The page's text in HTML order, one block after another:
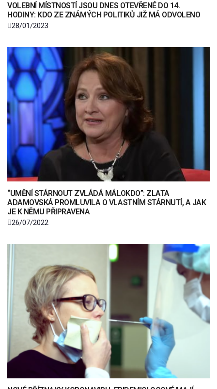
VOLEBNÍ MÍSTNOSTÍ JSOU DNES OTEVŘENÉ DO 14.
HODINY: KDO ZE ZNÁMÝCH POLITIKŮ JIŽ MÁ ODVOLENO
28/01/2023
“UMĚNÍ STÁRNOUT ZVLÁDÁ MÁLOKDO”: ZLATA
ADAMOVSKÁ PROMLUVILA O VLASTNÍM STÁRNUTÍ, A JAK
JE K NĚMU PŘIPRAVENA
26/07/2022